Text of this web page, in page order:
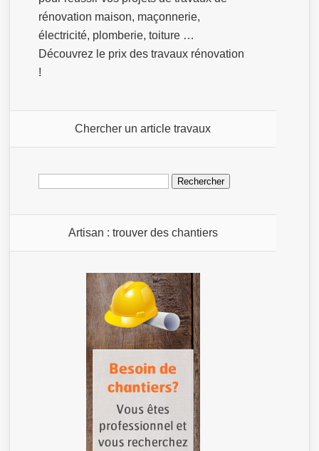
rénovation maison, maçonnerie,
électricité, plomberie, toiture …
Découvrez le prix des travaux rénovation
!
Chercher un article travaux
Rechercher :
Artisan : trouver des chantiers